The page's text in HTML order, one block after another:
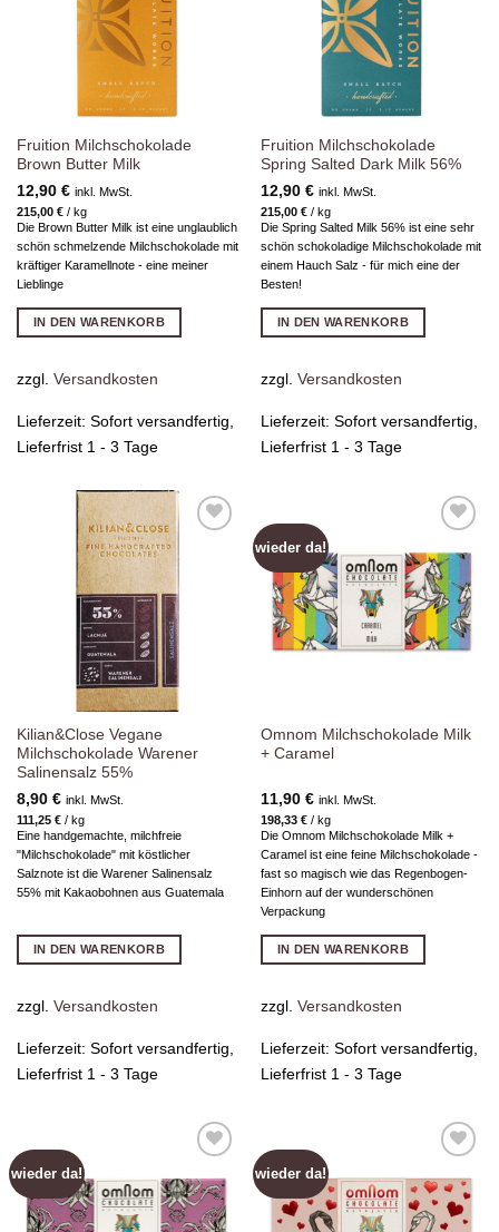
Fruition Milchschokolade
Brown Butter Milk
12,90 € inkl. MwSt.
215,00 €/ kg
Die Brown Butter Milk ist eine unglaublich
schön schmelzende Milchschokolade mit
kräftiger Karamellnote - eine meiner
Lieblinge
IN DEN WARENKORB
zzgl. Versandkosten
Lieferzeit: Sofort versandfertig,
Lieferfrist 1 - 3 Tage
Fruition Milchschokolade
Spring Salted Dark Milk 56%
12,90 € inkl. MwSt.
215,00 €/ kg
Die Spring Salted Milk 56% ist eine sehr
schön schokoladige Milchschokolade mit
einem Hauch Salz - für mich eine der
Besten!
IN DEN WARENKORB
zzgl. Versandkosten
Lieferzeit: Sofort versandfertig,
Lieferfrist 1 - 3 Tage
Wunschliste
hinzufügen
Kilian&Close Vegane
Milchschokolade Warener
Salinensalz 55%
8,90 € inkl. MwSt.
111,25 €/ kg
Eine handgemachte, milchfreie
"Milchschokolade" mit köstlicher
Salznote ist die Warener Salinensalz
55% mit Kakaobohnen aus Guatemala
IN DEN WARENKORB
zzgl. Versandkosten
Lieferzeit: Sofort versandfertig,
Lieferfrist 1 - 3 Tage
wieder da!
Wunschliste
hinzufügen
Omnom Milchschokolade Milk
+ Caramel
11,90 € inkl. MwSt.
198,33 €/ kg
Die Omnom Milchschokolade Milk +
Caramel ist eine feine Milchschokolade -
fast so magisch wie das Regenbogen-
Einhorn auf der wunderschönen
Verpackung
IN DEN WARENKORB
zzgl. Versandkosten
Lieferzeit: Sofort versandfertig,
Lieferfrist 1 - 3 Tage
wieder da!
Wunschliste
hinzufügen
wieder da!
Wunschliste
hinzufügen